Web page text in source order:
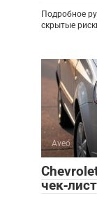
Подробное
скрытые
Aveo
чек‑лист